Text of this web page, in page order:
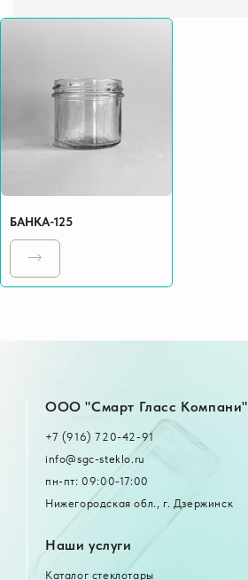
БАНКА-125
OOO "Смарт Гласс Компани"
+7 (916) 720-42-91
info@sgc-steklo.ru
пн-пт: 09:00-17:00
Нижегородская обл., г. Дзержинск
Наши услуги
Каталог стеклотары